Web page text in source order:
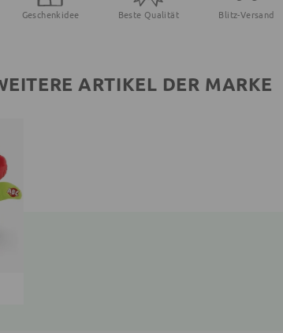
Geschenkidee Beste Qualität Blitz-Versand
ARTIKEL DER MARKE